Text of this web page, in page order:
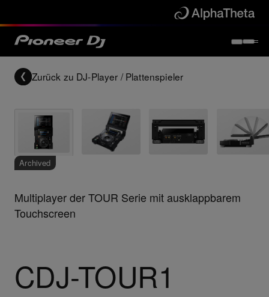
Zurück zu DJ-Player / Plattenspieler
Archived
Multiplayer der TOUR Serie mit ausklappbarem
Touchscreen
CDJ-TOUR1